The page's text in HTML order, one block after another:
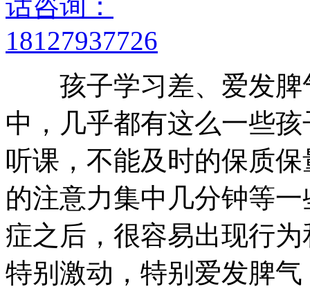
孩子学习差、爱发脾
中，几乎都有这么一些
听课，不能及时的保质
的注意力集中几分钟等
症之后，很容易出现行
特别激动，特别爱发脾气